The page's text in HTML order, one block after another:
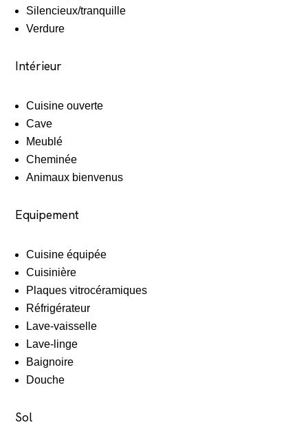
Silencieux/tranquille
Verdure
Intérieur
Cuisine ouverte
Cave
Meublé
Cheminée
Animaux bienvenus
Equipement
Cuisine équipée
Cuisinière
Plaques vitrocéramiques
Réfrigérateur
Lave-vaisselle
Lave-linge
Baignoire
Douche
Sol